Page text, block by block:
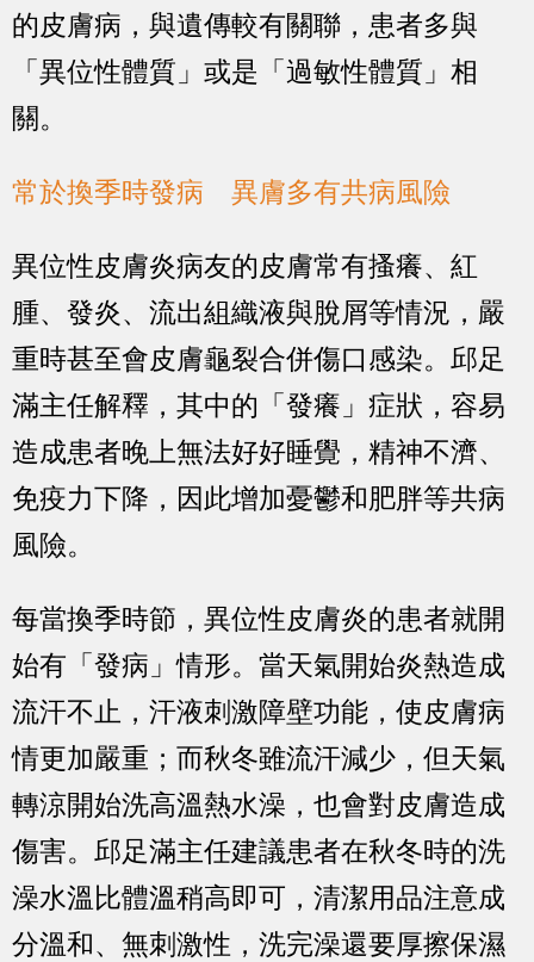
的皮膚病，與遺傳較有關聯，患者多與
「異位性體質」或是「過敏性體質」相
關。
常於換季時發病 異膚多有共病風險
異位性皮膚炎病友的皮膚常有搔癢、紅
腫、發炎、流出組織液與脫屑等情況，嚴
重時甚至會皮膚龜裂合併傷口感染。邱足
滿主任解釋，其中的「發癢」症狀，容易
造成患者晚上無法好好睡覺，精神不濟、
免疫力下降，因此增加憂鬱和肥胖等共病
風險。
每當換季時節，異位性皮膚炎的患者就開
始有「發病」情形。當天氣開始炎熱造成
流汗不止，汗液刺激障壁功能，使皮膚病
情更加嚴重；而秋冬雖流汗減少，但天氣
轉涼開始洗高溫熱水澡，也會對皮膚造成
傷害。邱足滿主任建議患者在秋冬時的洗
澡水溫比體溫稍高即可，清潔用品注意成
分溫和、無刺激性，洗完澡還要厚擦保濕